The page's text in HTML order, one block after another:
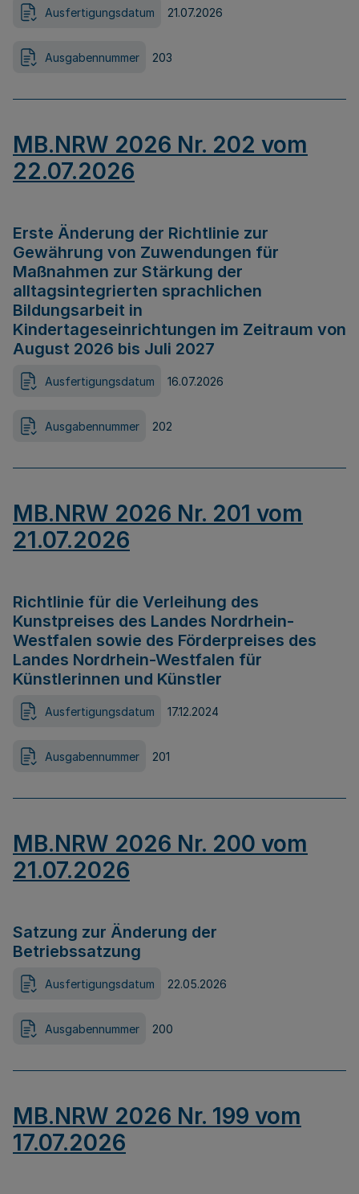
Ausfertigungsdatum 21.07.2026
Ausgabennummer 203
MB.NRW 2026 Nr. 202 vom
22.07.2026
Erste Änderung der Richtlinie zur
Gewährung von Zuwendungen für
Maßnahmen zur Stärkung der
alltagsintegrierten sprachlichen
Bildungsarbeit in
Kindertageseinrichtungen im Zeitraum von
August 2026 bis Juli 2027
Ausfertigungsdatum 16.07.2026
Ausgabennummer 202
MB.NRW 2026 Nr. 201 vom
21.07.2026
Richtlinie für die Verleihung des
Kunstpreises des Landes Nordrhein-
Westfalen sowie des Förderpreises des
Landes Nordrhein-Westfalen für
Künstlerinnen und Künstler
Ausfertigungsdatum 17.12.2024
Ausgabennummer 201
MB.NRW 2026 Nr. 200 vom
21.07.2026
Satzung zur Änderung der
Betriebssatzung
Ausfertigungsdatum 22.05.2026
Ausgabennummer 200
MB.NRW 2026 Nr. 199 vom
17.07.2026